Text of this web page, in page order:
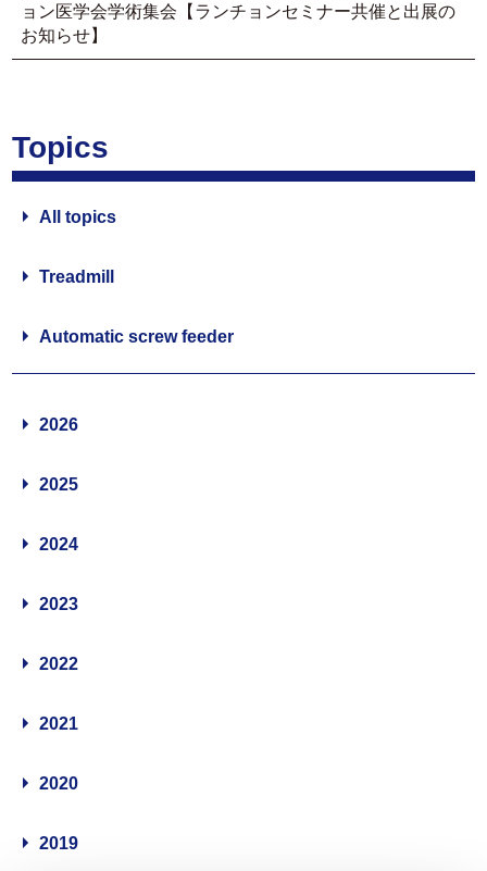
ョン医学会学術集会【ランチョンセミナー共催と出展の
お知らせ】
Topics
All topics
Treadmill
Automatic screw feeder
2026
2025
2024
2023
2022
2021
2020
2019